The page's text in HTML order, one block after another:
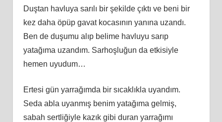
Duştan havluya sarılı bir şekilde çıktı ve beni bir
kez daha öpüp gavat kocasının yanına uzandı.
Ben de duşumu alıp belime havluyu sarıp
yatağıma uzandım. Sarhoşluğun da etkisiyle
hemen uyudum…
Ertesi gün yarrağımda bir sıcaklıkla uyandım.
Seda abla uyanmış benim yatağıma gelmiş,
sabah sertliğiyle kazık gibi duran yarrağımı